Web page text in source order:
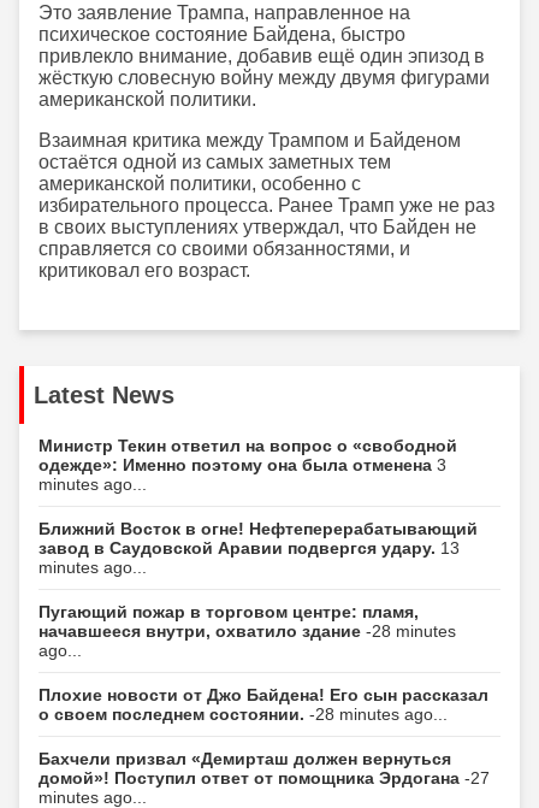
Это заявление Трампа, направленное на
психическое состояние Байдена, быстро
привлекло внимание, добавив ещё один эпизод в
жёсткую словесную войну между двумя фигурами
американской политики.
Взаимная критика между Трампом и Байденом
остаётся одной из самых заметных тем
американской политики, особенно с
избирательного процесса. Ранее Трамп уже не раз
в своих выступлениях утверждал, что Байден не
справляется со своими обязанностями, и
критиковал его возраст.
Latest News
Министр Текин ответил на вопрос о «свободной
одежде»: Именно поэтому она была отменена 3
minutes ago...
Ближний Восток в огне! Нефтеперерабатывающий
завод в Саудовской Аравии подвергся удару. 13
minutes ago...
Пугающий пожар в торговом центре: пламя,
начавшееся внутри, охватило здание -28 minutes
ago...
Плохие новости от Джо Байдена! Его сын рассказал
о своем последнем состоянии. -28 minutes ago...
Бахчели призвал «Демирташ должен вернуться
домой»! Поступил ответ от помощника Эрдогана -27
minutes ago...